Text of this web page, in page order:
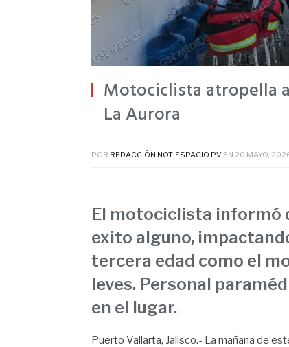
Motociclista atropella
La Aurora
POR REDACCIÓN NOTIESPACIO PV EN 20 MAYO,
El motociclista informó
exito alguno,
tercera edad como el
leves. Personal
en el lugar.
Puerto Vallarta, Jalisco.- La mañana de